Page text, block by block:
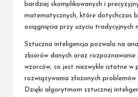
bardziej skomplikowanych i
matematycznych, które dotychczas
osiągnięcia przy użyciu tradycyjnych
Sztuczna inteligencja pozwala na
zbiorów danych oraz rozpoznawanie
wzorców, co jest niezwykle istotne w
rozwiązywania złożonych
Dzięki algorytmom sztucznej